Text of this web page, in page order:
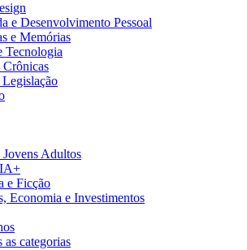
e Desenvolvimento Pessoal
e Memórias
Tecnologia
Crônicas
Adultos
e Ficção
Economia e Investimentos
as categorias